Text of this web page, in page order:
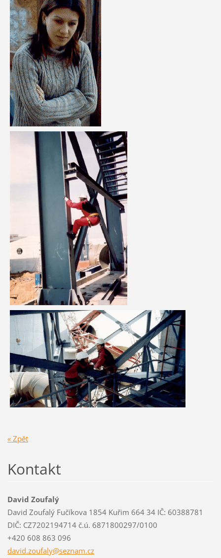
« Zpět
Kontakt
David Zoufalý
David Zoufalý Fučíkova 1854 Kuřim 664 34 IČ: 60388781
DIČ: CZ7202194714 č.ú. 6871800297/0100
+420 608 863 096
david.zoufaly@seznam.cz